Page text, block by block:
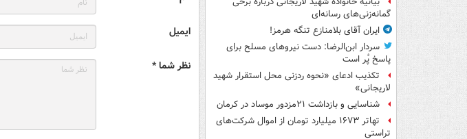
گمانه‌زنی‌های رسانه‌ای
ایران آقای بلامنازع تنگه هرمز!
سردار ابن‌الرضا: دست نیروهای مسلح برای
پاسخ پُر است
تکذیب ادعای «نحوه ردزنی محل استقرار شهید
لاریجانی»
شناسایی و بازداشت ۲۱مزدور موساد در کرمان
تهاتر ۱۶۷۳ میلیارد تومان از اموال شرکت‌های
تراستی
ایمیل
نظر شما *